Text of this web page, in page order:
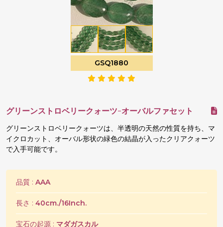
GSQ1880
グリーンストロベリークォーツ-オーバルファセット
グリーンストロベリークォーツは、半透明の天然の性質を持ち、マ
イクロカット、オーバル形状の緑色の結晶が入ったクリアクォーツ
で入手可能です。
品質 : AAA
長さ : 40cm./16Inch.
宝石の起源 : マダガスカル